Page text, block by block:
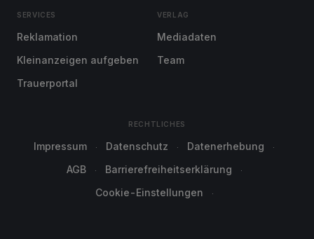
SERVICES
Reklamation
Kleinanzeigen aufgeben
Trauerportal
VERLAG
Mediadaten
Team
RECHTLICHES
Impressum Datenschutz
Datenerhebung
AGB
Barrierefreiheitserklärung
Cookie-Einstellungen